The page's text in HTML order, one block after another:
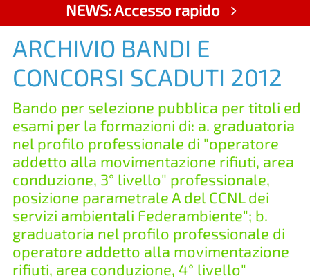
NEWS: Accesso rapido
ARCHIVIO BANDI E
CONCORSI SCADUTI 2012
Bando per selezione pubblica per titoli ed
esami per la formazioni di: a. graduatoria
nel profilo professionale di "operatore
addetto alla movimentazione rifiuti, area
conduzione, 3° livello" professionale,
posizione parametrale A del CCNL dei
servizi ambientali Federambiente"; b.
graduatoria nel profilo professionale di
operatore addetto alla movimentazione
rifiuti, area conduzione, 4° livello"